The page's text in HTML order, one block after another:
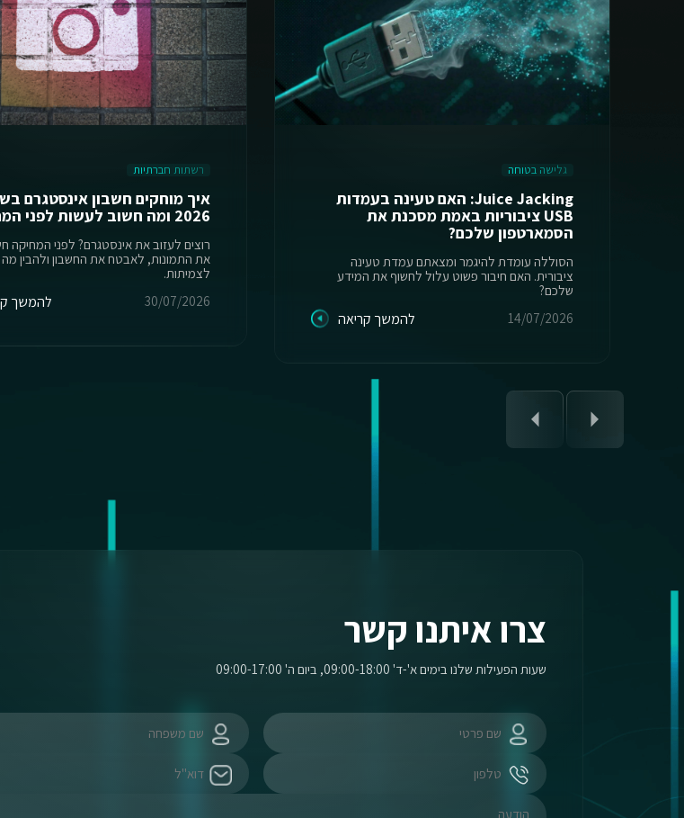
גלישה בטוחה
Juice Jacking: האם טעינה בעמדות
USB ציבוריות באמת מסכנת את
הסמארטפון שלכם?
הסוללה עומדת להיגמר ומצאתם עמדת טעינה
ציבורית. האם חיבור פשוט עלול לחשוף את המידע
שלכם?
14/07/2026
להמשך קריאה
רשתות חברתיות
איך מוחקים חשבון אינסטגרם
2026 ומה חשוב לעשות לפני המחיקה?
רוצים לעזוב את אינסטגרם? לפני המחיקה
את התמונות, לאבטח את החשבון ולהבין מה
לצמיתות.
30/07/2026
להמשך
צרו איתנו קשר
שעות הפעילות שלנו בימים א'-ד' 09:00-18:00, ביום ה' 09:00-17:00